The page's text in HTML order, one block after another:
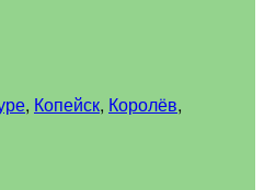
, Копейск, Королёв,